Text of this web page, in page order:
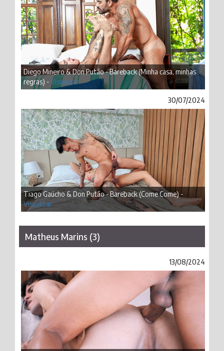
Diego Mineiro & Don Putão - Bareback (Minha casa, minhas
regras) -Visualizar
30/07/2024
Tiago Gaúcho & Don Putão - Bareback (Come Come) -
Visualizar
Matheus Marins (3)
13/08/2024